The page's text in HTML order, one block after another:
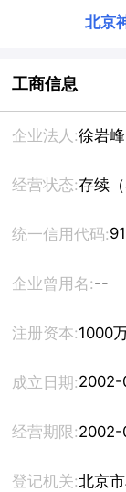
北京
工商信息
企业法人:徐岩峰
经营状态:存续
统一信用代码:
企业曾用名:--
注册资本:1000
成立日期:2002-
经营期限:
登记机关:北京